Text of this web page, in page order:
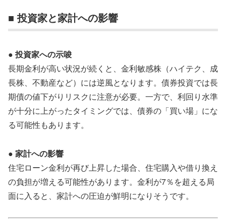
■ 投資家と家計への影響
● 投資家への示唆
長期金利が高い状況が続くと、金利敏感株（ハイテク、成
長株、不動産など）には逆風となります。債券投資では長
期債の値下がりリスクに注意が必要。一方で、利回り水準
が十分に上がったタイミングでは、債券の「買い場」にな
る可能性もあります。
● 家計への影響
住宅ローン金利が再び上昇した場合、住宅購入や借り換え
の負担が増える可能性があります。金利が7％を超える局
面に入ると、家計への圧迫が鮮明になりそうです。